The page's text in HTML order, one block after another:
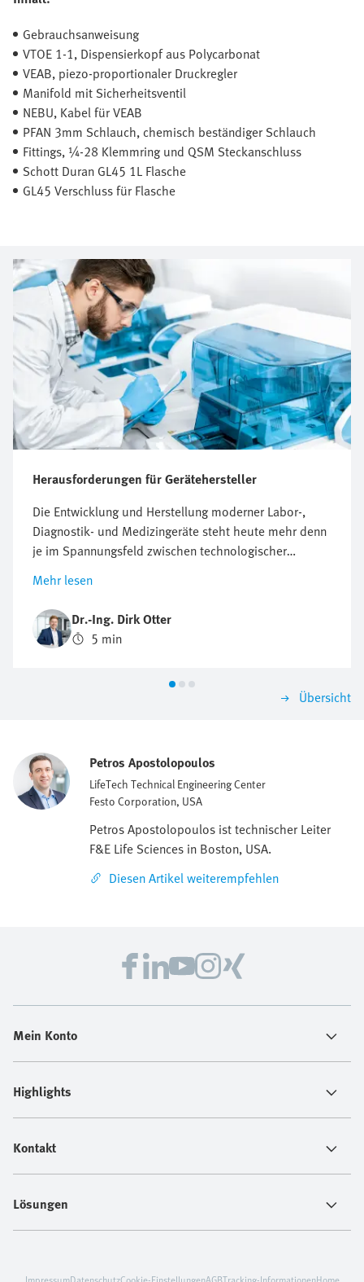
Gebrauchsanweisung
VTOE 1-1, Dispensierkopf aus Polycarbonat
VEAB, piezo-proportionaler Druckregler
Manifold mit Sicherheitsventil
NEBU, Kabel für VEAB
PFAN 3mm Schlauch, chemisch beständiger Schlauch
Fittings, ¼-28 Klemmring und QSM Steckanschluss
Schott Duran GL45 1L Flasche
GL45 Verschluss für Flasche
Herausforderungen für Gerätehersteller
Die Entwicklung und Herstellung moderner Labor-,
Diagnostik- und Medizingeräte steht heute mehr denn
je im Spannungsfeld zwischen technologischer
Innovation, regulatorischen Anforderungen und
wirtschaftlichem Druck. Der Anspruch an Präzision,
Zuverlässigkeit und Miniaturisierung wächst stetig,
ebenso wie die Anforderungen an Dokumentation,
Sicherheit und die digitale Integration in bestehende
Mehr lesen
Dr.-Ing. Dirk Otter
5 min
Übersicht
Petros Apostolopoulos
LifeTech Technical Engineering Center
Festo Corporation, USA
Petros Apostolopoulos ist technischer Leiter
F&E Life Sciences in Boston, USA.
Diesen Artikel weiterempfehlen
Mein Konto
Highlights
Kontakt
Lösungen